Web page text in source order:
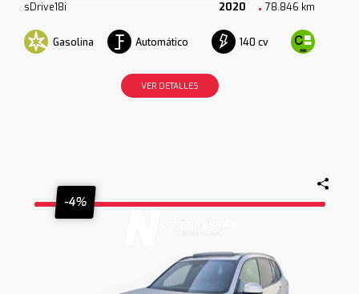
sDrive18i 2020 78.846 km
Gasolina Automático 140 cv
VER DETALLES
-4%